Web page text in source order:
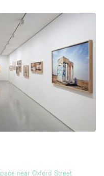
near Oxford Street